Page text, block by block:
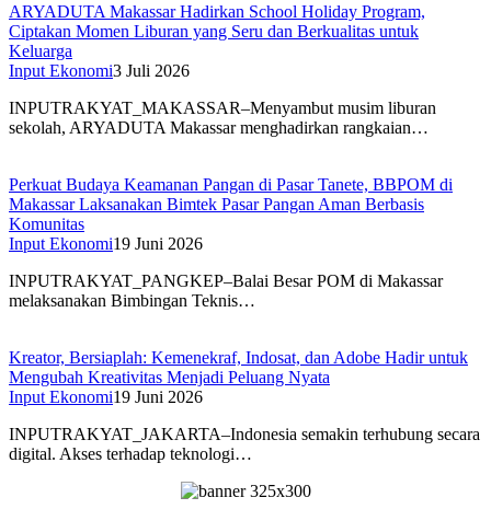
ARYADUTA Makassar Hadirkan School Holiday Program,
Ciptakan Momen Liburan yang Seru dan Berkualitas untuk
Keluarga
Input Ekonomi3 Juli 2026
INPUTRAKYAT_MAKASSAR–Menyambut musim liburan
sekolah, ARYADUTA Makassar menghadirkan rangkaian…
Perkuat Budaya Keamanan Pangan di Pasar Tanete, BBPOM di
Makassar Laksanakan Bimtek Pasar Pangan Aman Berbasis
Komunitas
Input Ekonomi19 Juni 2026
INPUTRAKYAT_PANGKEP–Balai Besar POM di Makassar
melaksanakan Bimbingan Teknis…
Kreator, Bersiaplah: Kemenekraf, Indosat, dan Adobe Hadir untuk
Mengubah Kreativitas Menjadi Peluang Nyata
Input Ekonomi19 Juni 2026
INPUTRAKYAT_JAKARTA–Indonesia semakin terhubung secara
digital. Akses terhadap teknologi…